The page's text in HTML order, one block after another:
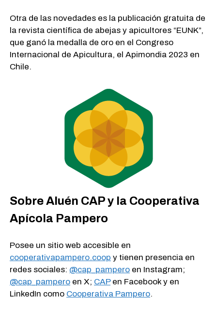
Otra de las novedades es la publicación gratuita de
la revista científica de abejas y apicultores “EUNK”,
que ganó la medalla de oro en el Congreso
Internacional de Apicultura, el Apimondia 2023 en
Chile.
Sobre Aluén CAP y la Cooperativa
Apícola Pampero
Posee un sitio web accesible en
cooperativapampero.coop y tienen presencia en
redes sociales: @cap_pampero en Instagram;
@cap_pampero en X; CAPen Facebook y en
LinkedIn como Cooperativa Pampero.